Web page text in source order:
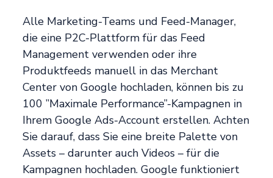
Alle Marketing-Teams und Feed-Manager,
die eine P2C-Plattform für das Feed
Management verwenden oder ihre
Produktfeeds manuell in das Merchant
Center von Google hochladen, können bis zu
100 ”Maximale Performance”-Kampagnen in
Ihrem Google Ads-Account erstellen. Achten
Sie darauf, dass Sie eine breite Palette von
Assets – darunter auch Videos – für die
Kampagnen hochladen. Google funktioniert